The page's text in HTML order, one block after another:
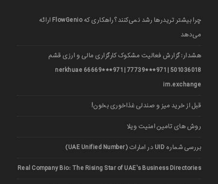
چرا بیشتر تریدرها رشد نمی‌کنند؟ راهکاری که FlowGenio ارائه
می‌دهد
هشدار: گزارش فعالیت مشکوک کارگزاری مالی و ارزی قشم
501036018 | 971***77739 | 971***66669 nerkhuae
irn.exchange
قبل از خرید میز و صندلی غذاخوری بخون!
روش های تامین امنیت ویلا
بررسی شماره UID در امارات (UAE Unified Number)
Real Company Bio: The Rising Star of UAE’s Business Directories